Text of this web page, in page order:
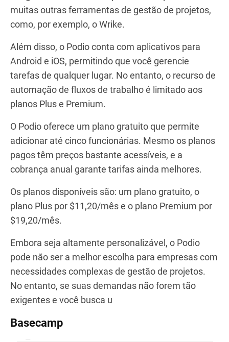
muitas outras ferramentas de gestão de projetos,
como, por exemplo, o Wrike.
Além disso, o Podio conta com aplicativos para
Android e iOS, permitindo que você gerencie
tarefas de qualquer lugar. No entanto, o recurso de
automação de fluxos de trabalho é limitado aos
planos Plus e Premium.
O Podio oferece um plano gratuito que permite
adicionar até cinco funcionárias. Mesmo os planos
pagos têm preços bastante acessíveis, e a
cobrança anual garante tarifas ainda melhores.
Os planos disponíveis são: um plano gratuito, o
plano Plus por $11,20/mês e o plano Premium por
$19,20/mês.
Embora seja altamente personalizável, o Podio
pode não ser a melhor escolha para empresas com
necessidades complexas de gestão de projetos.
No entanto, se suas demandas não forem tão
exigentes e você busca u
Basecamp